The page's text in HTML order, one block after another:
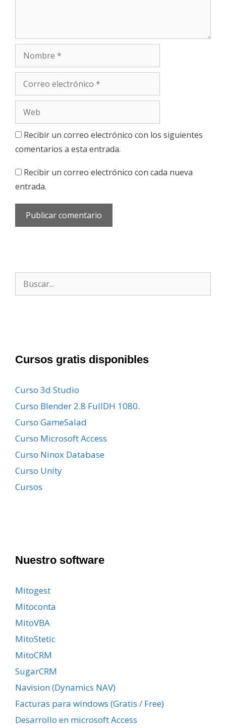
electrónico
Recibir un correo electrónico con los siguientes
comentarios a esta entrada.
Recibir un correo electrónico con cada nueva
entrada.
Buscar:
Cursos gratis disponibles
Curso 3d Studio
Curso Blender 2.8 FullDH 1080.
Curso GameSalad
Curso Microsoft Access
Curso Ninox Database
Curso Unity
Cursos
Nuestro software
Mitogest
Mitoconta
MitoVBA
MitoStetic
MitoCRM
SugarCRM
Navision (Dynamics NAV)
Facturas para windows (Gratis / Free)
Desarrollo en microsoft Access